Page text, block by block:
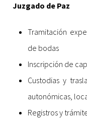
Juzgado de Paz
Tramitación
de bodas
Inscripción de
Custodias y
autonómicas,
Registros y